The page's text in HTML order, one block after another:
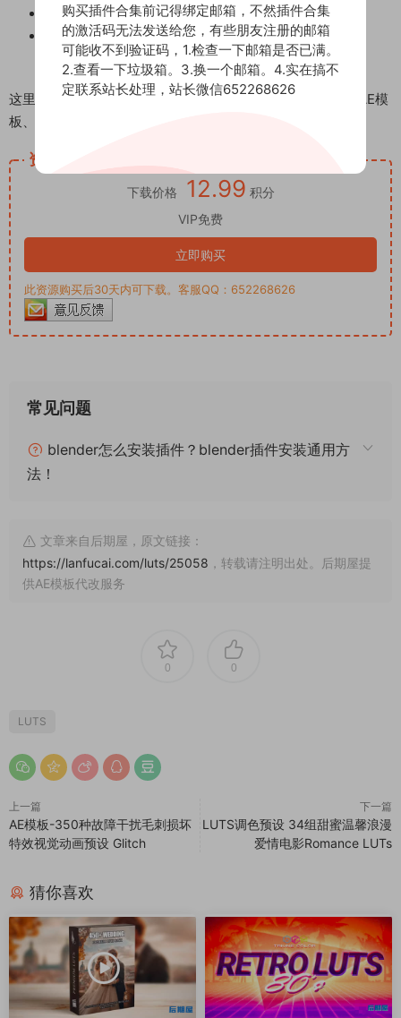
3DLUT Mobile
或其支持LUT导入的软件
这里是后期屋资源站，欢迎您来后期屋下载影视后期资源（AE模
板、PR模板、音视频频素材各种插件等）
资源下载
下载价格 12.99 积分
VIP免费
立即购买
此资源购买后30天内可下载。客服QQ：652268626
常见问题
blender怎么安装插件？blender插件安装通用方
法！
文章来自后期屋，原文链接：
https://lanfucai.com/luts/25058 ，转载请注明出处。后期屋提
供AE模板代改服务
0 0
LUTS
上一篇
AE模板-350种故障干扰毛刺损坏
特效视觉动画预设 Glitch
下一篇
LUTS调色预设 34组甜蜜温馨浪漫
爱情电影Romance LUTs
猜你喜欢
购买插件合集前记得绑定邮箱，不然插件合集
的激活码无法发送给您，有些朋友注册的邮箱
可能收不到验证码，1.检查一下邮箱是否已满。
2.查看一下垃圾箱。3.换一个邮箱。4.实在搞不
定联系站长处理，站长微信652268626